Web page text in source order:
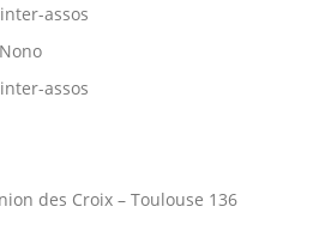
assos
assos
des Croix – Toulouse 136